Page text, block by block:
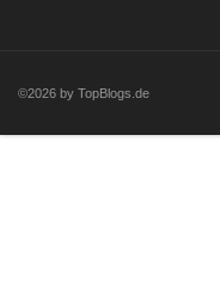
©2026 by TopBlogs.de